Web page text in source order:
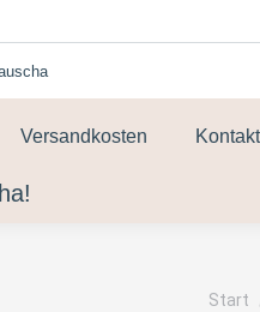
Versandkosten Kontakt
Sie
Start